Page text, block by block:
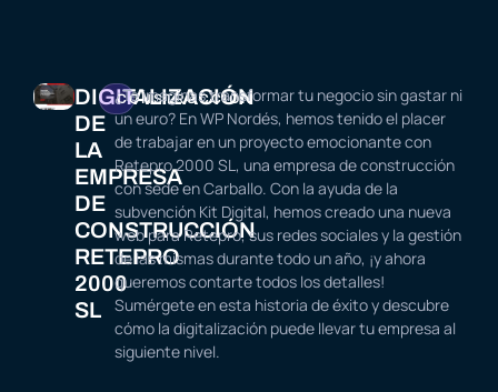
DIGITALIZACIÓN
DE
LA
EMPRESA
DE
CONSTRUCCIÓN
RETEPRO
2000
SL
CONSTRUCCIÓN
¿Te imaginas transformar tu negocio sin gastar ni
un euro? En WP Nordés, hemos tenido el placer
de trabajar en un proyecto emocionante con
Retepro 2000 SL, una empresa de construcción
con sede en Carballo. Con la ayuda de la
subvención Kit Digital, hemos creado una nueva
web para Retepro, sus redes sociales y la gestión
de las mismas durante todo un año, ¡y ahora
queremos contarte todos los detalles!
Sumérgete en esta historia de éxito y descubre
cómo la digitalización puede llevar tu empresa al
siguiente nivel.